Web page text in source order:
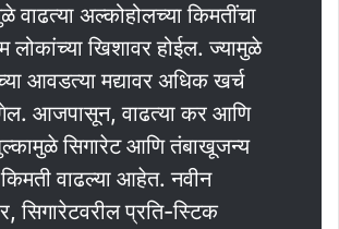
वाढत्या अल्कोहोलच्या किमतींचा
लोकांच्या खिशावर होईल. ज्यामुळे
आवडत्या मद्यावर अधिक खर्च
आजपासून, वाढत्या कर आणि
सिगारेट आणि तंबाखूजन्य
किमती वाढल्या आहेत. नवीन
सिगारेटवरील प्रति-स्टिक